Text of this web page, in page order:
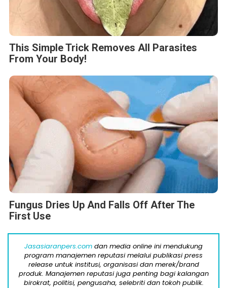
This Simple Trick Removes All Parasites
From Your Body!
Fungus Dries Up And Falls Off After The
First Use
Jasasiaranpers.com dan media online ini mendukung
program manajemen reputasi melalui publikasi press
release untuk institusi, organisasi dan merek/brand
produk. Manajemen reputasi juga penting bagi kalangan
birokrat, politisi, pengusaha, selebriti dan tokoh publik.